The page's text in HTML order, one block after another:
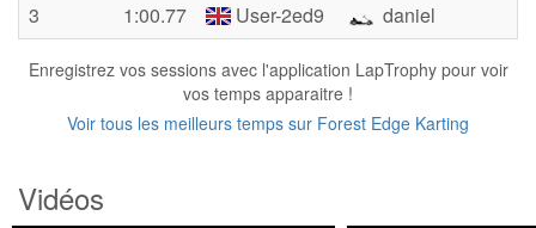
3
1:00.77 User-2ed9 daniel
Enregistrez vos sessions avec l'application LapTrophy pour voir
vos temps apparaitre !
Voir tous les meilleurs temps sur Forest Edge Karting
Vidéos